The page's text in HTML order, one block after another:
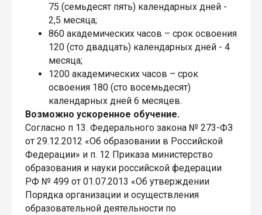
75 (семьдесят пять) календарных дней -
2,5 месяца;
860 академических часов – срок освоения
120 (сто двадцать) календарных дней - 4
месяца;
1200 академических часов – срок
освоения 180 (сто восемьдесят)
календарных дней 6 месяцев.
Возможно ускоренное обучение.
Согласно п 13. Федерального закона № 273-ФЗ
от 29.12.2012 «Об образовании в Российской
Федерации» и п. 12 Приказа министерство
образования и науки российской федерации
РФ № 499 от 01.07.2013 «Об утверждении
Порядка организации и осуществления
образовательной деятельности по